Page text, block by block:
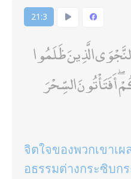
21:3
الَّذِينَ ظَلَمُوا
أَفَتَأْتُونَ السِّحْرَ
จิตใจของพวกเขาเ
อธรรมต่างกระซิบก